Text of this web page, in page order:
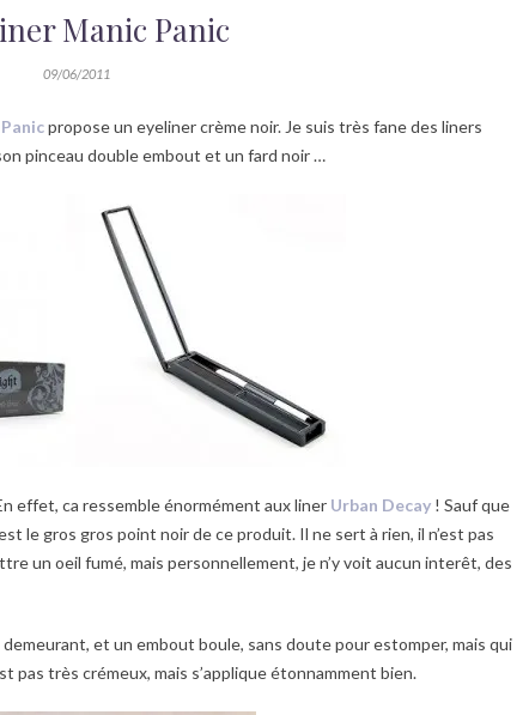
Manic Panic
09/06/2011
propose un eyeliner crème noir. Je suis très fane des liners
pinceau double embout et un fard noir …
effet, ca ressemble énormément aux liner Urban Decay ! Sauf que
le gros gros point noir de ce produit. Il ne sert à rien, il n’est pas
un oeil fumé, mais personnellement, je n’y voit aucun interêt, des
et un embout boule, sans doute pour estomper, mais qui
pas très crémeux, mais s’applique étonnamment bien.